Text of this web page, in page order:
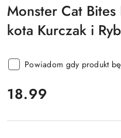
Monster Cat Bites
kota Kurczak i
Powiadom gdy produkt
cena:
18.99